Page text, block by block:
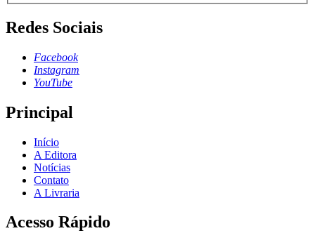
Redes Sociais
Facebook
Instagram
YouTube
Principal
Início
A Editora
Notícias
Contato
A Livraria
Acesso Rápido